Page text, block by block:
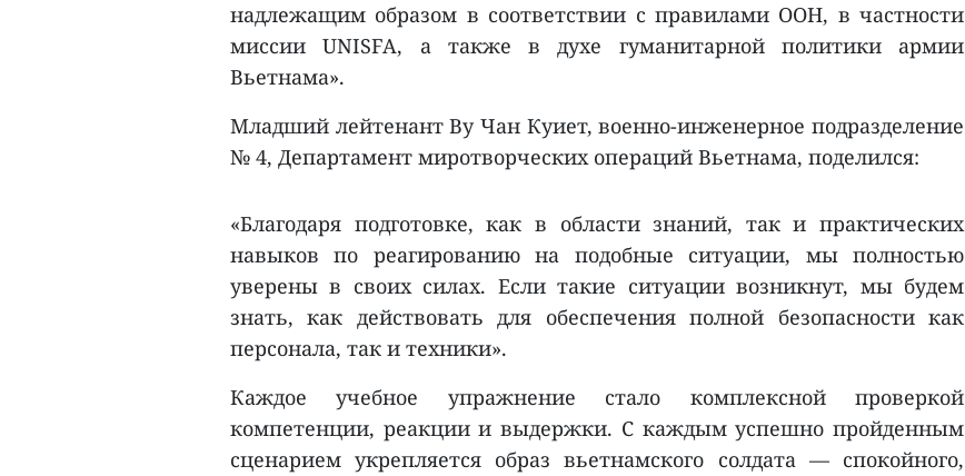
надлежащим образом в соответствии с правилами ООН, в частности
миссии UNISFA, а также в духе гуманитарной политики армии
Вьетнама».
Младший лейтенант Ву Чан Куиет, военно-инженерное подразделение
№ 4, Департамент миротворческих операций Вьетнама, поделился:
«Благодаря подготовке, как в области знаний, так и практических
навыков по реагированию на подобные ситуации, мы полностью
уверены в своих силах. Если такие ситуации возникнут, мы будем
знать, как действовать для обеспечения полной безопасности как
персонала, так и техники».
Каждое учебное упражнение стало комплексной проверкой
компетенции, реакции и выдержки. С каждым успешно пройденным
сценарием укрепляется образ вьетнамского солдата — спокойного,